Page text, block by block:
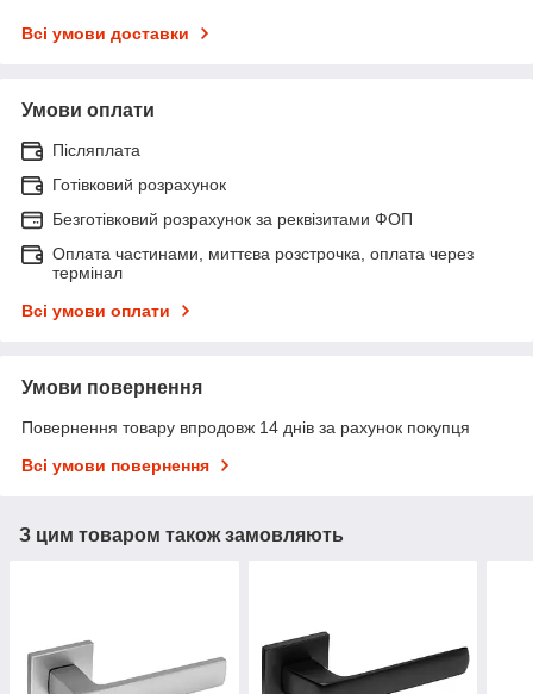
Всі умови доставки
Умови оплати
Післяплата
Готівковий розрахунок
Безготівковий розрахунок за реквізитами ФОП
Оплата частинами, миттєва розстрочка, оплата через
термінал
Всі умови оплати
Умови повернення
Повернення товару впродовж 14 днів за рахунок покупця
Всі умови повернення
З цим товаром також замовляють